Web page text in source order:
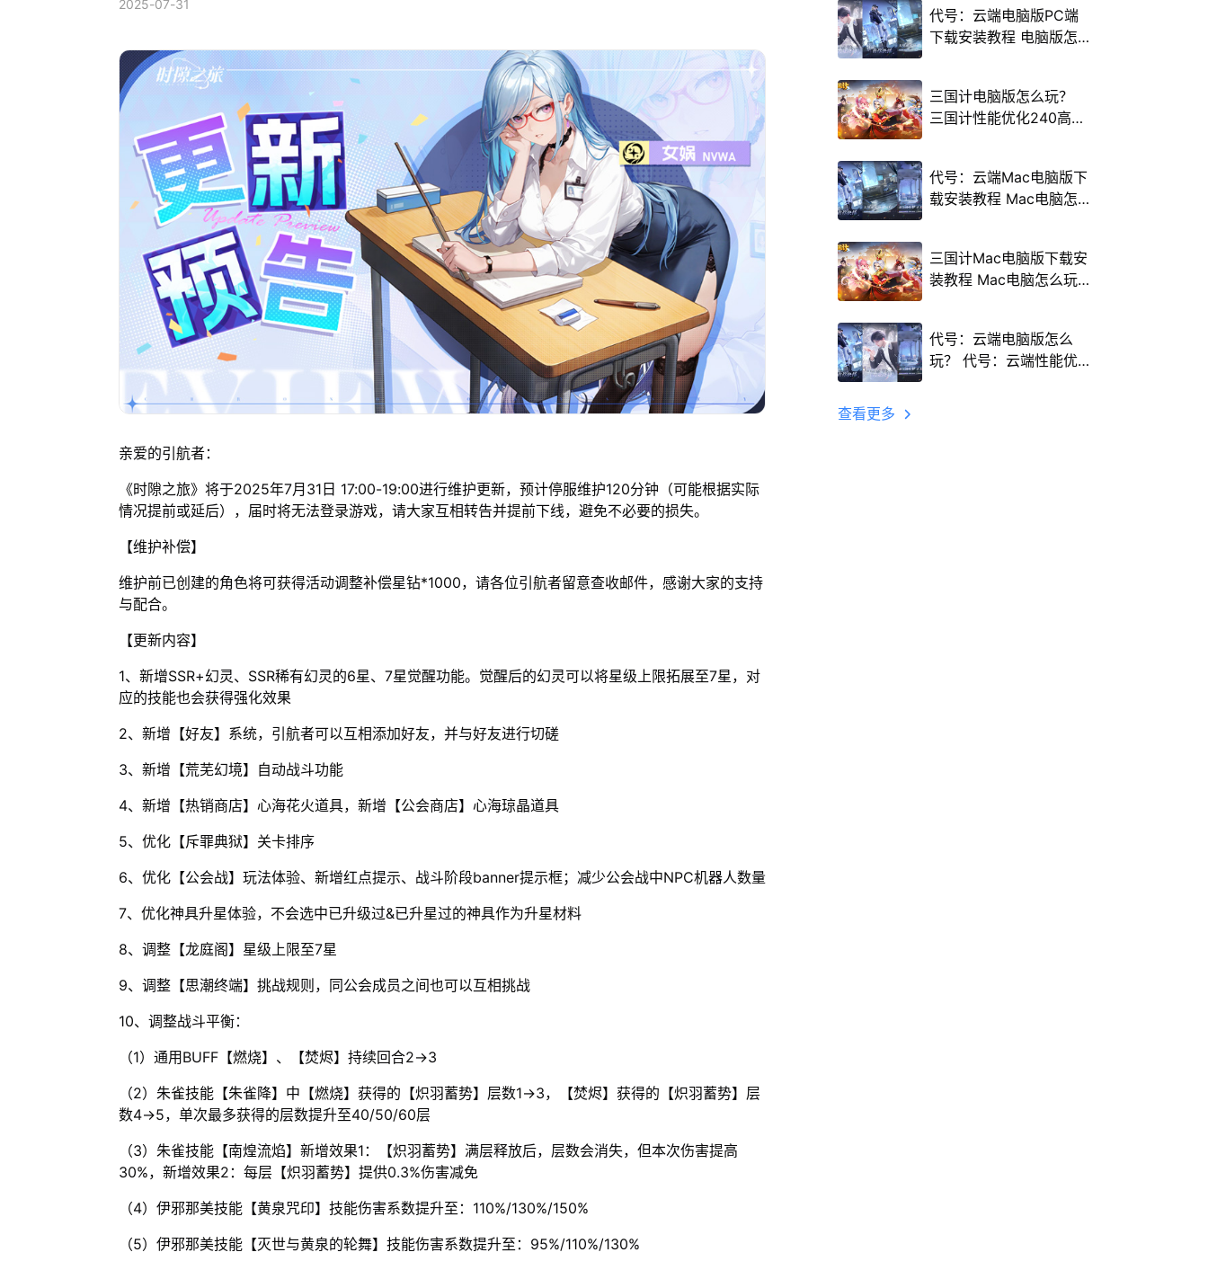
2025-07-31
亲爱的引航者：
《时隙之旅》将于2025年7月31日 17:00-19:00进行维护更新，预计停服维护120分钟（可能根据实际
情况提前或延后），届时将无法登录游戏，请大家互相转告并提前下线，避免不必要的损失。
【维护补偿】
维护前已创建的角色将可获得活动调整补偿星钻*1000，请各位引航者留意查收邮件，感谢大家的支持
与配合。
【更新内容】
1、新增SSR+幻灵、SSR稀有幻灵的6星、7星觉醒功能。觉醒后的幻灵可以将星级上限拓展至7星，对
应的技能也会获得强化效果
2、新增【好友】系统，引航者可以互相添加好友，并与好友进行切磋
3、新增【荒芜幻境】自动战斗功能
4、新增【热销商店】心海花火道具，新增【公会商店】心海琼晶道具
5、优化【斥罪典狱】关卡排序
6、优化【公会战】玩法体验、新增红点提示、战斗阶段banner提示框；减少公会战中NPC机器人数量
7、优化神具升星体验，不会选中已升级过&已升星过的神具作为升星材料
8、调整【龙庭阁】星级上限至7星
9、调整【思潮终端】挑战规则，同公会成员之间也可以互相挑战
10、调整战斗平衡：
（1）通用BUFF【燃烧】、【焚烬】持续回合2→3
（2）朱雀技能【朱雀降】中【燃烧】获得的【炽羽蓄势】层数1→3，【焚烬】获得的【炽羽蓄势】层
数4→5，单次最多获得的层数提升至40/50/60层
（3）朱雀技能【南煌流焰】新增效果1：【炽羽蓄势】满层释放后，层数会消失，但本次伤害提高
30%，新增效果2：每层【炽羽蓄势】提供0.3%伤害减免
（4）伊邪那美技能【黄泉咒印】技能伤害系数提升至：110%/130%/150%
（5）伊邪那美技能【灭世与黄泉的轮舞】技能伤害系数提升至：95%/110%/130%
代号：云端电脑版PC端
下载安装教程 电脑版怎
三国计电脑版怎么玩？
三国计性能优化240高帧
代号：云端Mac电脑版下
载安装教程 Mac电脑怎
三国计Mac电脑版下载安
装教程 Mac电脑怎么玩
代号：云端电脑版怎么
玩？ 代号：云端性能优
查看更多